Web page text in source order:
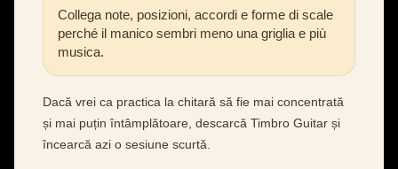
Collega note, posizioni, accordi e forme di scale
perché il manico sembri meno una griglia e più
musica.
Dacă vrei ca practica la chitară să fie mai concentrată
și mai puțin întâmplătoare, descarcă Timbro Guitar și
încearcă azi o sesiune scurtă.